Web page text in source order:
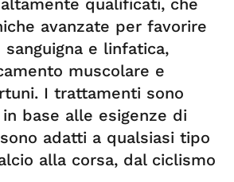
qualificati, che
avanzate per favorire
e linfatica,
muscolare e
I trattamenti sono
base alle esigenze di
adatti a qualsiasi tipo
alla corsa, dal ciclismo